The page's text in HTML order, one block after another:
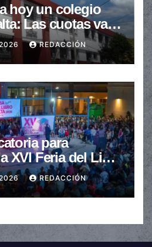
hoy un colegio
Las cuotas van
de $600.000
REDACCIÓN
para
XVI Feria del Libro
REDACCIÓN